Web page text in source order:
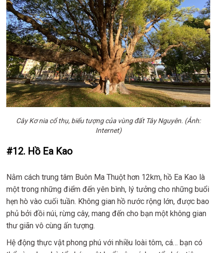
Cây Kơ nia cổ thụ, biểu tượng của vùng đất Tây Nguyên. (Ảnh:
Internet)
#12. Hồ Ea Kao
Nằm cách trung tâm Buôn Ma Thuột hơn 12km, hồ Ea Kao là
một trong những điểm đến yên bình, lý tưởng cho những buổi
hẹn hò vào cuối tuần. Không gian hồ nước rộng lớn, được bao
phủ bởi đồi núi, rừng cây, mang đến cho bạn một không gian
thư giãn vô cùng ấn tượng.
Hệ động thực vật phong phú với nhiều loài tôm, cá… bạn có